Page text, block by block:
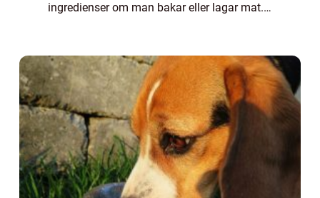
ingredienser om man bakar eller lagar mat.